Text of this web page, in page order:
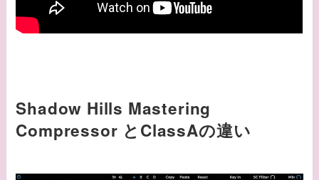
Shadow Hills Mastering
Compressor とClassAの違い